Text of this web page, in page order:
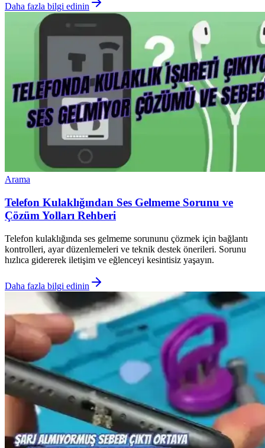
Daha fazla bilgi edinin
Arama
Telefon Kulaklığından Ses Gelmeme Sorunu ve
Çözüm Yolları Rehberi
Telefon kulaklığında ses gelmeme sorununu çözmek için bağlantı
kontrolleri, ayar düzenlemeleri ve teknik destek önerileri. Sorunu
hızlıca gidererek iletişim ve eğlenceyi kesintisiz yaşayın.
Daha fazla bilgi edinin